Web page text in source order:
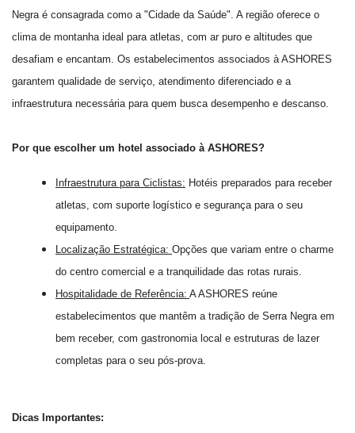
Negra é consagrada como a "Cidade da Saúde". A região oferece o
clima de montanha ideal para atletas, com ar puro e altitudes que
desafiam e encantam. Os estabelecimentos associados à ASHORES
garantem qualidade de serviço, atendimento diferenciado e a
infraestrutura necessária para quem busca desempenho e descanso.
Por que escolher um hotel associado à ASHORES?
Infraestrutura para Ciclistas: Hotéis preparados para receber
atletas, com suporte logístico e segurança para o seu
equipamento.
Localização Estratégica: Opções que variam entre o charme
do centro comercial e a tranquilidade das rotas rurais.
Hospitalidade de Referência: A ASHORES reúne
estabelecimentos que mantêm a tradição de Serra Negra em
bem receber, com gastronomia local e estruturas de lazer
completas para o seu pós-prova.
Dicas Importantes: